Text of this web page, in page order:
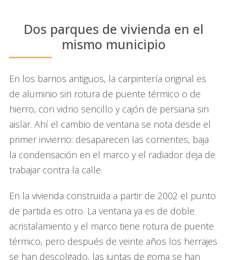
Dos parques de vivienda en el
mismo municipio
En los barrios antiguos, la carpintería original es
de aluminio sin rotura de puente térmico o de
hierro, con vidrio sencillo y cajón de persiana sin
aislar. Ahí el cambio de ventana se nota desde el
primer invierno: desaparecen las corrientes, baja
la condensación en el marco y el radiador deja de
trabajar contra la calle.
En la vivienda construida a partir de 2002 el punto
de partida es otro. La ventana ya es de doble
acristalamiento y el marco tiene rotura de puente
térmico, pero después de veinte años los herrajes
se han descolgado, las juntas de goma se han